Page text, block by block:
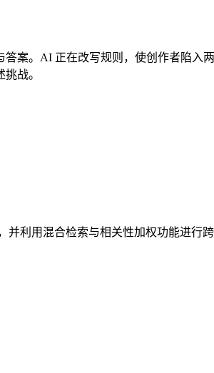
案。AI 正在改写规则，使创作者陷入
战。
利用混合检索与相关性加权功能进行